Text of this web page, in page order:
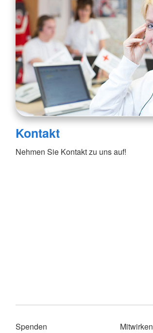
Kontakt
Nehmen Sie Kontakt zu uns auf!
Spenden Mitwirken